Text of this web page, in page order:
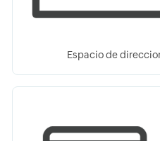
Espacio de